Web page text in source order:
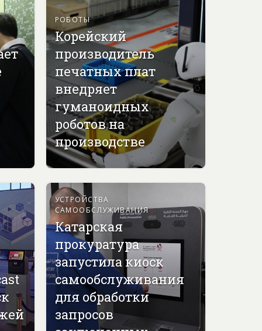
РОБОТЫ
Корейский
производитель
печатных плат
внедряет
гуманоидных
роботов на
производстве
УСТРОЙСТВА
САМООБСЛУЖИВАНИЯ
Катарская
прокуратура
запустила киоск
самообслуживания
для обработки
запросов